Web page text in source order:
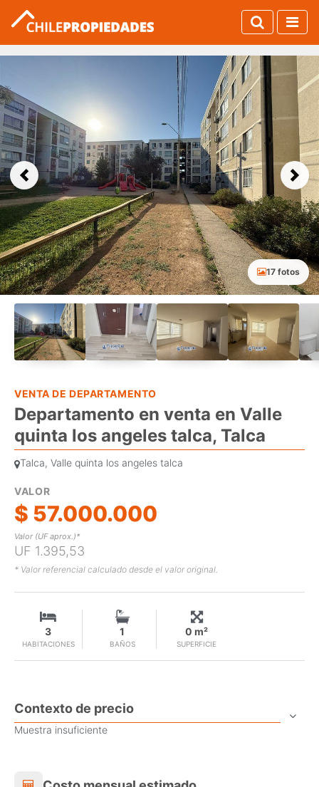
Previous Next
17 fotos
VENTA DE DEPARTAMENTO
Departamento en venta en Valle
quinta los angeles talca, Talca
Talca, Valle quinta los angeles talca
VALOR
$ 57.000.000
Valor (UF aprox.)*
UF 1.395,53
* Valor referencial calculado desde el valor original.
HABITACIONES
3
BAÑOS
1
SUPERFICIE
0 m²
Contexto de precio
Muestra insuficiente